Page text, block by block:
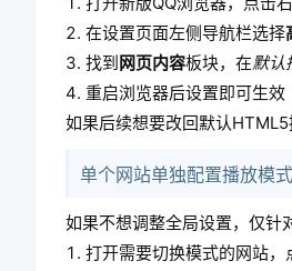
在设置页面左侧导航栏选择
找到 网页内容板块，在默认
重启浏览器后设置即可生效
如果后续想要改回默认
单个网站单独配置播放模式
如果不想调整全局设置，仅针
打开需要切换模式的网站